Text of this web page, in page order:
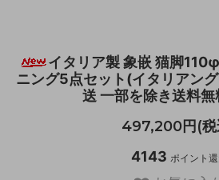
イタリア製 象嵌 猫脚
ニング5点セット(イタリアン
送 一部を除き送料無
497,200円(税
4143 ポイント